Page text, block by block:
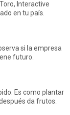
Interactive
en tu país.
si la empresa
futuro.
Es como plantar
da frutos.